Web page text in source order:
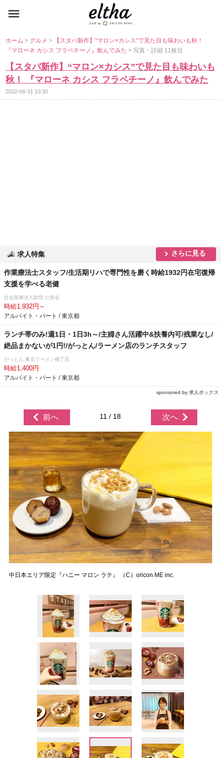
ホーム> グルメ>
【スタバ新作】“マロン×カシス”で見た目も味わいも秋！
『マローネ カシス フラペチーノ』飲んでみた> 写真・詳細 11枚目
【スタバ新作】“マロン×カシス”で見た目も味わいも
秋！ 『マローネ カシス フラペチーノ』飲んでみた
2022-08-31 10:30
求人特集 さらに見る
作業療法士スタッフ/生活期リハで専門性を磨く時給1932円在宅復帰
支援を学べる老健
社会医療法人財団 仁医会
時給1,932円～
アルバイト・パート / 東京都
ランチ帯のみ!週1日・1日3h～/主婦さん活躍中&扶養内可/残業なし/
絶品まかないが1円!/がっとん/ラーメン店のランチスタッフ
がっとん 東京ラーメン横丁店
時給1,400円
アルバイト・パート / 東京都
sponsored by 求人ボックス
前へ 11 / 18 次へ
中日本エリア限定『ハニー マロン ラテ』 （C）oricon ME inc.